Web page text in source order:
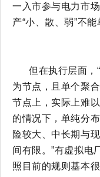
一入市参与电力市
产“小、散、弱”不能
但在执行层面，
为节点，且单个聚
节点上，实际上难
的情况下，单纯分
险较大、中长期与
间有限。”有虚拟电
照目前的规则基本